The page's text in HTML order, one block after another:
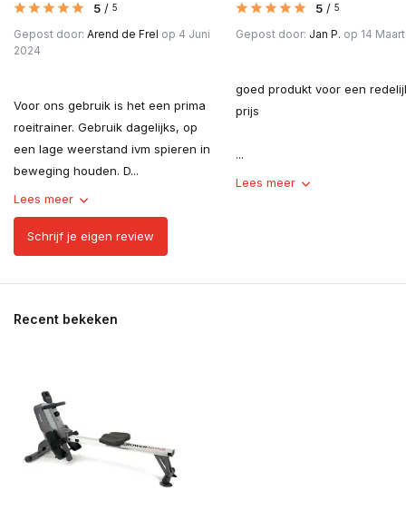
5 / 5
Gepost door: Arend de Frel op 4 Juni
2024
Voor ons gebruik is het een prima
roeitrainer. Gebruik dagelijks, op
een lage weerstand ivm spieren in
beweging houden. D...
Lees meer
5 / 5
Gepost door: Jan P. op 14
goed produkt voor een
prijs
...
Lees meer
Schrijf je eigen review
Recent bekeken